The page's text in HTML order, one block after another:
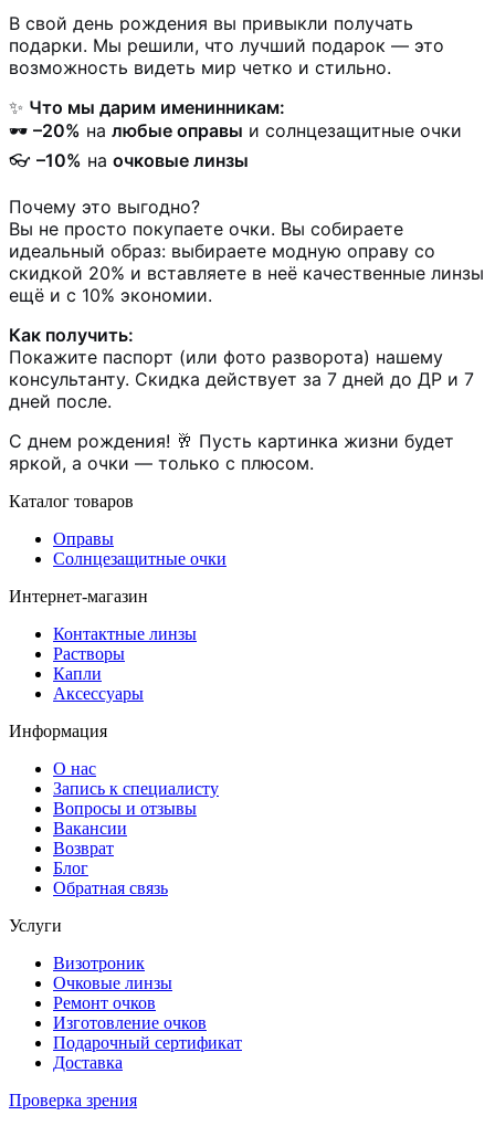
В свой день рождения вы привыкли получать
подарки. Мы решили, что лучший подарок — это
возможность видеть мир четко и стильно.
✨ Что мы дарим именинникам:
🕶 –20% на любые оправы и солнцезащитные очки
👓 –10% на очковые линзы
Почему это выгодно?
Вы не просто покупаете очки. Вы собираете
идеальный образ: выбираете модную оправу со
скидкой 20% и вставляете в неё качественные линзы
ещё и с 10% экономии.
Как получить:
Покажите паспорт (или фото разворота) нашему
консультанту. Скидка действует за 7 дней до ДР и 7
дней после.
С днем рождения! 🥂 Пусть картинка жизни будет
яркой, а очки — только с плюсом.
Каталог товаров
Оправы
Солнцезащитные очки
Интернет-магазин
Контактные линзы
Растворы
Капли
Аксессуары
Информация
О нас
Запись к специалисту
Вопросы и отзывы
Вакансии
Возврат
Блог
Обратная связь
Услуги
Визотроник
Очковые линзы
Ремонт очков
Изготовление очков
Подарочный сертификат
Доставка
Проверка зрения